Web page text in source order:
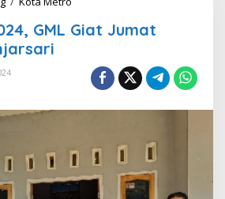
a
2
4
,
GML Giat Jumat